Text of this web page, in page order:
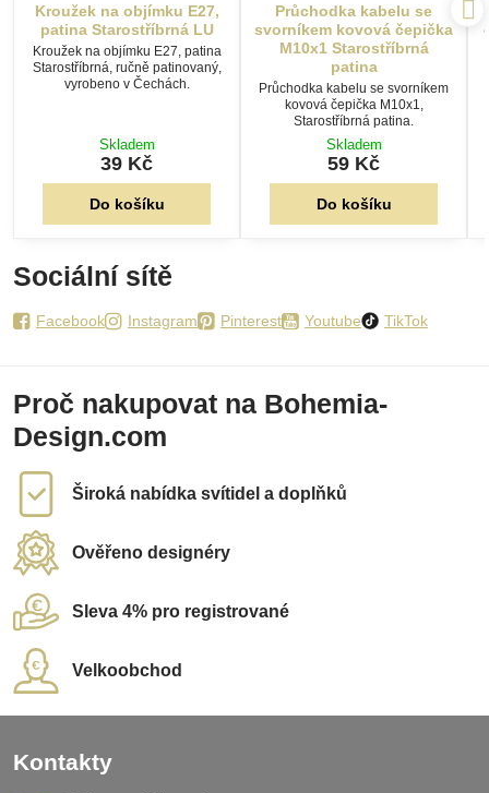
Kroužek na objímku E27,
patina Starostříbrná LU
Kroužek na objímku E27, patina
Starostříbrná, ručně patinovaný,
vyrobeno v Čechách.
Skladem
39 Kč
Do košíku
Průchodka kabelu se
svorníkem kovová čepička
M10x1 Starostříbrná
patina
Průchodka kabelu se svorníkem
kovová čepička M10x1,
Starostříbrná patina.
Skladem
59 Kč
Do košíku
Sociální sítě
Facebook Instagram Pinterest Youtube TikTok
Proč nakupovat na Bohemia-
Design.com
Široká nabídka svítidel a doplňků
Ověřeno designéry
Sleva 4% pro registrované
Velkoobchod
Kontakty